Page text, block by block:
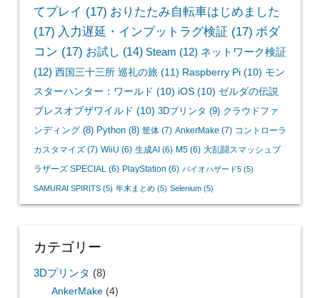
てプレイ (17) おりたたみ自転車はじめました
(17) 入力遅延・インプットラグ検証 (17) ボダ
コン (17) お試し (14) Steam (12) ネットワーク検証
(12) 西国三十三所 巡礼の旅(11) Raspberry Pi(10) モン
スターハンター：ワールド (10) iOS(10) ゼルダの伝説
ブレスオブザワイルド (10) 3Dプリンタ (9) クラウドファ
ンディング(8) Python(8) 筐体(7) AnkerMake (7) コントローラ
カスタマイズ(7) WiiU (6) 生成AI (6) M5(6) 大乱闘スマッシュブ
ラザーズ SPECIAL (6) PlayStation (6) バイオハザード5(5)
SAMURAI SPIRITS(5) 年末まとめ(5) Selenium(5)
カテゴリー
3Dプリンタ (8)
AnkerMake(4)